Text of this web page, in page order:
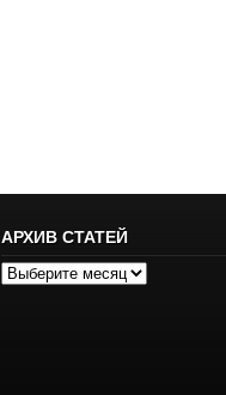
АРХИВ СТАТЕЙ
Архив